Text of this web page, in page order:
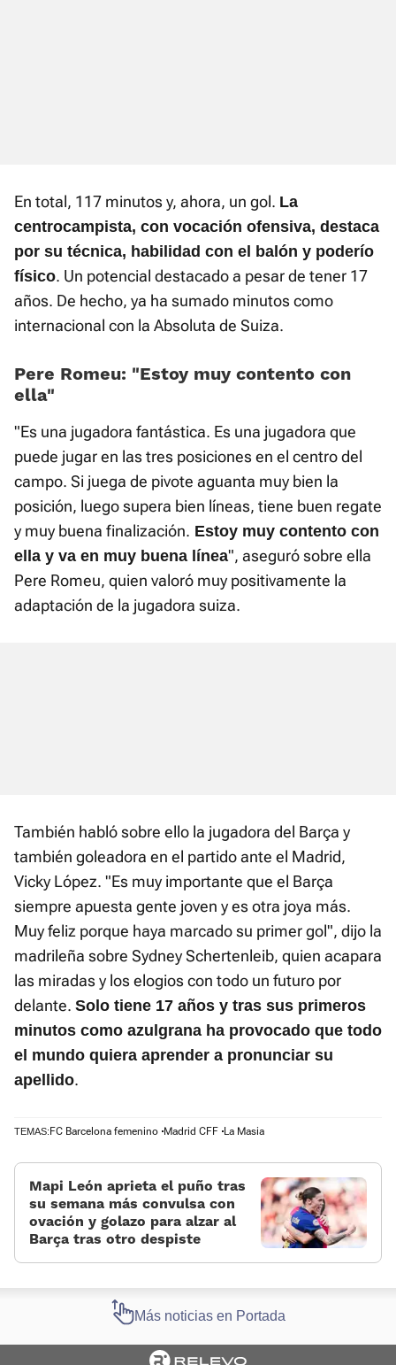
En total, 117 minutos y, ahora, un gol. La
centrocampista, con vocación ofensiva, destaca
por su técnica, habilidad con el balón y poderío
físico. Un potencial destacado a pesar de tener 17
años. De hecho, ya ha sumado minutos como
internacional con la Absoluta de Suiza.
Pere Romeu: "Estoy muy contento con
ella"
"Es una jugadora fantástica. Es una jugadora que
puede jugar en las tres posiciones en el centro del
campo. Si juega de pivote aguanta muy bien la
posición, luego supera bien líneas, tiene buen regate
y muy buena finalización. Estoy muy contento con
ella y va en muy buena línea", aseguró sobre ella
Pere Romeu, quien valoró muy positivamente la
adaptación de la jugadora suiza.
También habló sobre ello la jugadora del Barça y
también goleadora en el partido ante el Madrid,
Vicky López. "Es muy importante que el Barça
siempre apuesta gente joven y es otra joya más.
Muy feliz porque haya marcado su primer gol", dijo la
madrileña sobre Sydney Schertenleib, quien acapara
las miradas y los elogios con todo un futuro por
delante. Solo tiene 17 años y tras sus primeros
minutos como azulgrana ha provocado que todo
el mundo quiera aprender a pronunciar su
apellido.
TEMAS:FC Barcelona femenino Madrid CFF La Masia
Mapi León aprieta el puño tras
su semana más convulsa con
ovación y golazo para alzar al
Barça tras otro despiste
Más noticias en Portada